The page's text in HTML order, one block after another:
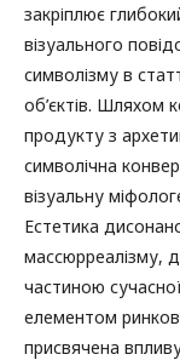
закріплює
візуального
символізму в
об’єктів. Шляхом
продукту з
символічна
візуальну
Естетика
массюрреалізму,
частиною
елементом
присвячена